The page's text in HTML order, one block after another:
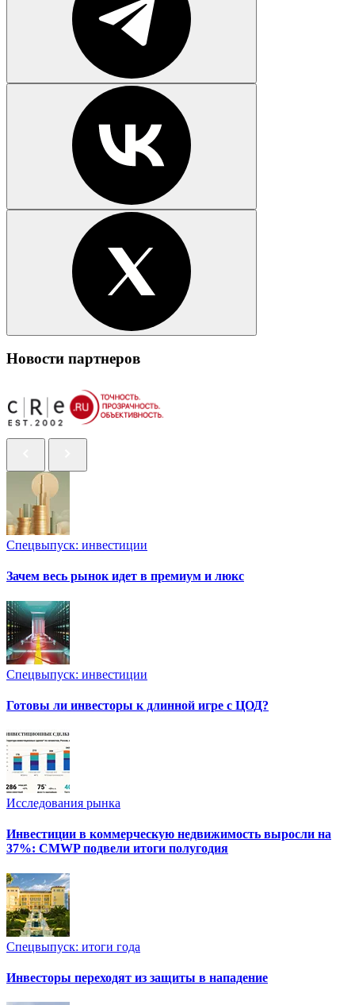
Новости партнеров
Спецвыпуск: инвестиции
Зачем весь рынок идет в премиум и люкс
Спецвыпуск: инвестиции
Готовы ли инвесторы к длинной игре с ЦОД?
Исследования рынка
Инвестиции в коммерческую недвижимость выросли на
37%: CMWP подвели итоги полугодия
Спецвыпуск: итоги года
Инвесторы переходят из защиты в нападение